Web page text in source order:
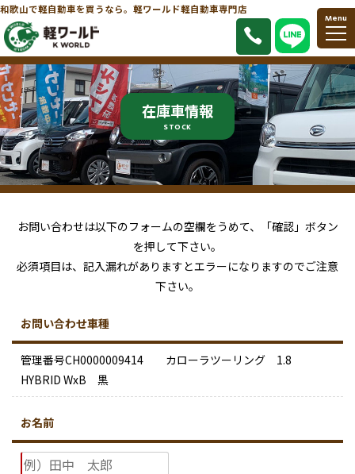
和歌山で軽自動車を買うなら。軽ワールド軽自動車専門店
Menu
在庫車情報
STOCK
お問い合わせは以下のフォームの空欄をうめて、「確認」ボタン
を押して下さい。
必須項目は、記入漏れがありますとエラーになりますのでご注意
下さい。
お問い合わせ車種
管理番号CH0000009414 カローラツーリング 1.8
HYBRID WxB 黒
お名前